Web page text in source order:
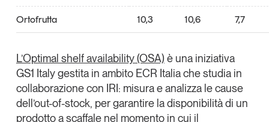
Ortofrutta 10,3 10,6 7,7
L’Optimal shelf availability (OSA) è una iniziativa
GS1 Italy gestita in ambito ECR Italia che studia in
collaborazione con IRI: misura e analizza le cause
dell’out-of-stock, per garantire la disponibilità di un
prodotto a scaffale nel momento in cui il